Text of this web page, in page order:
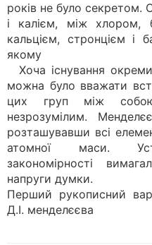
років не було секретом.
і калієм, між
кальцієм, стронцієм і
якому
Хоча існування
можна було вважати
цих груп між
незрозумілим.
розташувавши всі
атомної маси.
закономірності
напруги думки.
Перший рукописний
Д.І. менделєєва